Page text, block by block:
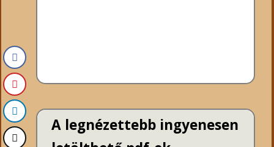
A legnézettebb ingyenesen